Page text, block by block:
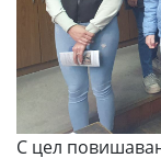
С цел